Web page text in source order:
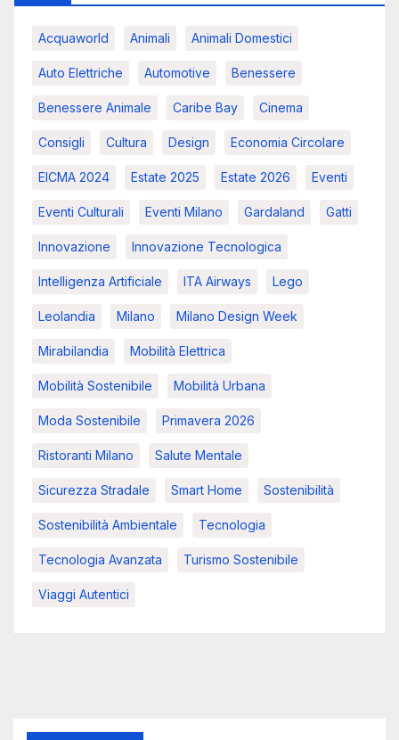
Acquaworld Animali Animali Domestici
Auto Elettriche Automotive Benessere
Benessere Animale Caribe Bay Cinema
Consigli Cultura Design Economia Circolare
EICMA 2024 Estate 2025 Estate 2026 Eventi
Eventi Culturali Eventi Milano Gardaland Gatti
Innovazione Innovazione Tecnologica
Intelligenza Artificiale ITA Airways Lego
Leolandia Milano Milano Design Week
Mirabilandia Mobilità Elettrica
Mobilità Sostenibile Mobilità Urbana
Moda Sostenibile Primavera 2026
Ristoranti Milano Salute Mentale
Sicurezza Stradale Smart Home Sostenibilità
Sostenibilità Ambientale Tecnologia
Tecnologia Avanzata Turismo Sostenibile
Viaggi Autentici